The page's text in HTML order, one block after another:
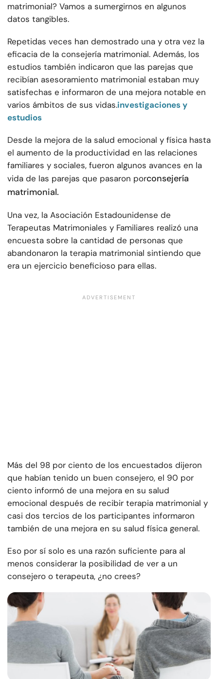
matrimonial? Vamos a sumergirnos en algunos
datos tangibles.
Repetidas veces han demostrado una y otra vez la
eficacia de la consejería matrimonial. Además, los
estudios también indicaron que las parejas que
recibían asesoramiento matrimonial estaban muy
satisfechas e informaron de una mejora notable en
varios ámbitos de sus vidas.investigaciones y
estudios
Desde la mejora de la salud emocional y física hasta
el aumento de la productividad en las relaciones
familiares y sociales, fueron algunos avances en la
vida de las parejas que pasaron porconsejería
matrimonial.
Una vez, la Asociación Estadounidense de
Terapeutas Matrimoniales y Familiares realizó una
encuesta sobre la cantidad de personas que
abandonaron la terapia matrimonial sintiendo que
era un ejercicio beneficioso para ellas.
Más del 98 por ciento de los encuestados dijeron
que habían tenido un buen consejero, el 90 por
ciento informó de una mejora en su salud
emocional después de recibir terapia matrimonial y
casi dos tercios de los participantes informaron
también de una mejora en su salud física general.
Eso por sí solo es una razón suficiente para al
menos considerar la posibilidad de ver a un
consejero o terapeuta, ¿no crees?